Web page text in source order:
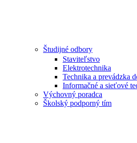
Študijné odbory
Staviteľstvo
Elektrotechnika
Technika a prevádzka
Informačné a sieťové
Výchovný poradca
Školský podporný tím